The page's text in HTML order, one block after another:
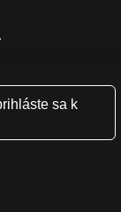
studio
sa k